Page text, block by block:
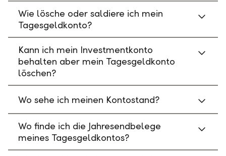
Wie lösche oder saldiere ich mein
Tagesgeldkonto?
Kann ich mein Investmentkonto
behalten aber mein Tagesgeldkonto
löschen?
Wo sehe ich meinen Kontostand?
Wo finde ich die Jahresendbelege
meines Tagesgeldkontos?